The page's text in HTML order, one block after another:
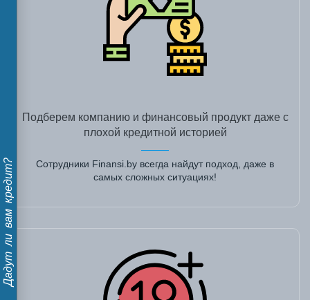
Дадут ли вам кредит?
Подберем компанию и финансовый продукт даже с
плохой кредитной историей
Сотрудники Finansi.by всегда найдут подход, даже в
самых сложных ситуациях!